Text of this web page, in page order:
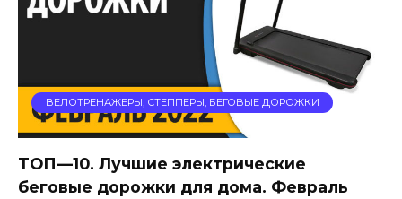
ВЕЛОТРЕНАЖЕРЫ, СТЕППЕРЫ, БЕГОВЫЕ ДОРОЖКИ
ТОП—10. Лучшие электрические
беговые дорожки для дома. Февраль